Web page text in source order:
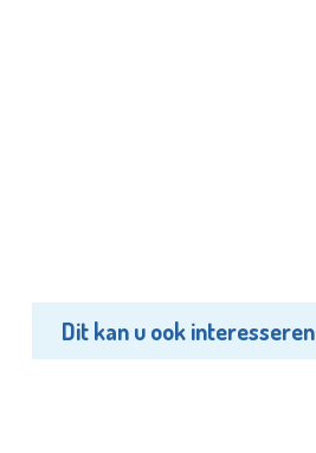
Dit kan u ook interesseren